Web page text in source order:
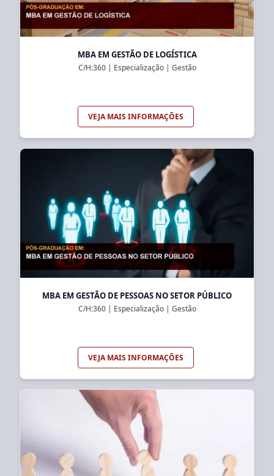
MBA EM GESTÃO DE LOGÍSTICA
C/H:360| Especialização| Gestão
VEJA MAIS INFORMAÇÕES
MBA EM GESTÃO DE PESSOAS NO SETOR PÚBLICO
C/H:360| Especialização| Gestão
VEJA MAIS INFORMAÇÕES